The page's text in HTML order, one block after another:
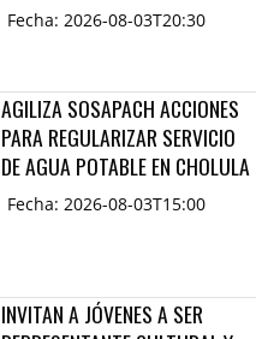
Fecha: 2026-08-03T20:30
AGILIZA SOSAPACH ACCIONES
PARA REGULARIZAR SERVICIO
DE AGUA POTABLE EN CHOLULA
Fecha: 2026-08-03T15:00
INVITAN A JÓVENES A SER